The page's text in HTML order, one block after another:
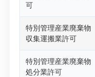
可
特別管理産業廃棄物
収集運搬業許可
特別管理産業廃棄物
処分業許可